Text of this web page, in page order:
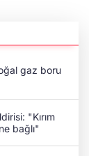
gaz boru
"Kırım
bağlı"